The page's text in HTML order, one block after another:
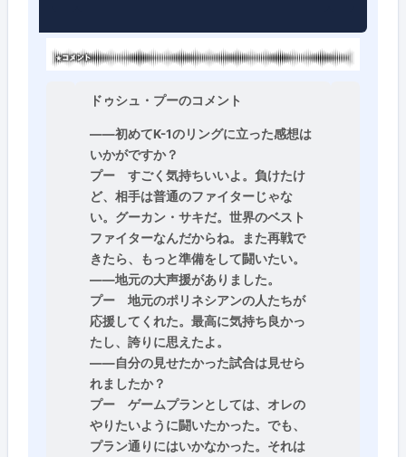
ドゥシュ・プーのコメント
――初めてK-1のリングに立った感想は
いかがですか？
プー すごく気持ちいいよ。負けたけ
ど、相手は普通のファイターじゃな
い。グーカン・サキだ。世界のベスト
ファイターなんだからね。また再戦で
きたら、もっと準備をして闘いたい。
――地元の大声援がありました。
プー 地元のポリネシアンの人たちが
応援してくれた。最高に気持ち良かっ
たし、誇りに思えたよ。
――自分の見せたかった試合は見せら
れましたか？
プー ゲームプランとしては、オレの
やりたいように闘いたかった。でも、
プラン通りにはいかなかった。それは